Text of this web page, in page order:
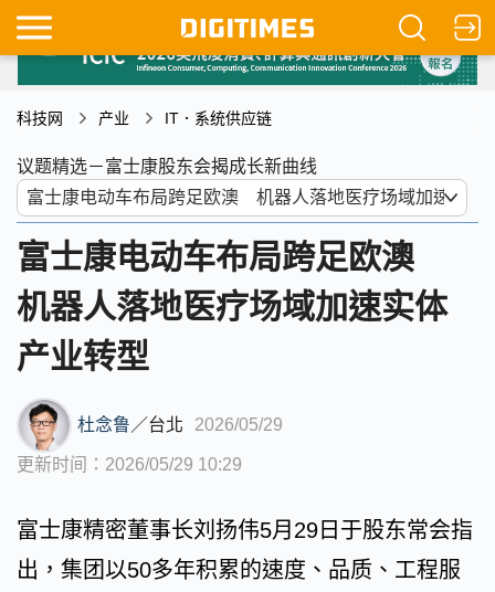
科技网 产业 IT．系统供应链
议题精选－富士康股东会揭成长新曲线
富士康电动车布局跨足欧澳
机器人落地医疗场域加速实体
产业转型
杜念鲁／台北 2026/05/29
更新时间：2026/05/29 10:29
富士康精密董事长刘扬伟5月29日于股东常会指
出，集团以50多年积累的速度、品质、工程服